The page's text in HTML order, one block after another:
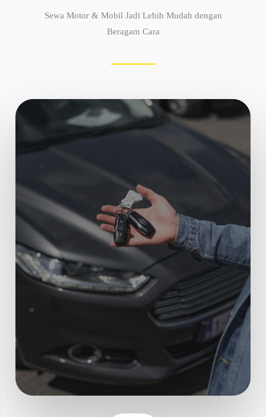
Sewa Motor & Mobil Jadi Lebih Mudah dengan
Beragam Cara